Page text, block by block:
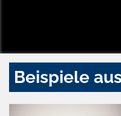
Beispiele